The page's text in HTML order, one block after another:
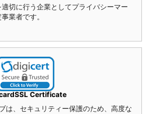
切に行う企業としてプライバシーマー
業者です。
Certificate
は、セキュリティー保護のため、高度な